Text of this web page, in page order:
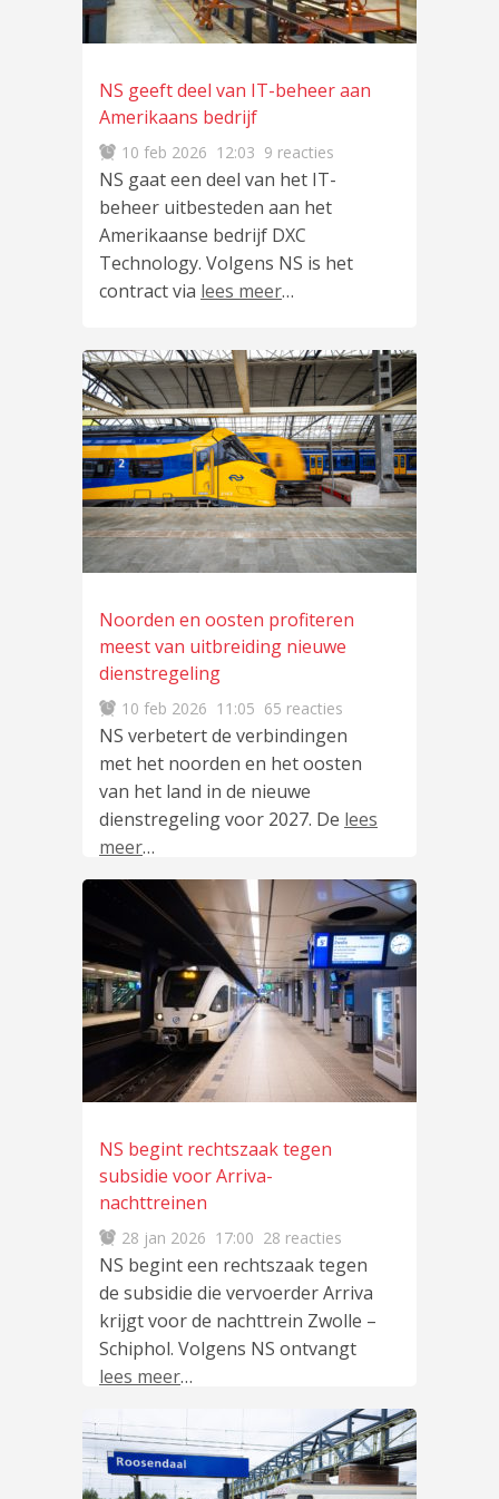
NS geeft deel van IT-beheer aan
Amerikaans bedrijf
10 feb 2026 12:03 9 reacties
NS gaat een deel van het IT-
beheer uitbesteden aan het
Amerikaanse bedrijf DXC
Technology. Volgens NS is het
contract via lees meer…
Noorden en oosten profiteren
meest van uitbreiding nieuwe
dienstregeling
10 feb 2026 11:05 65 reacties
NS verbetert de verbindingen
met het noorden en het oosten
van het land in de nieuwe
dienstregeling voor 2027. De lees
meer…
NS begint rechtszaak tegen
subsidie voor Arriva-
nachttreinen
28 jan 2026 17:00 28 reacties
NS begint een rechtszaak tegen
de subsidie die vervoerder Arriva
krijgt voor de nachttrein Zwolle –
Schiphol. Volgens NS ontvangt
lees meer…